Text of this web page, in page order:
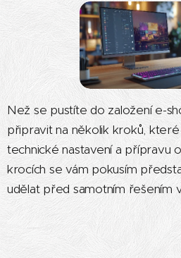
Než se pustíte do založení e-
připravit na několik kroků, které
technické nastavení a přípravu
krocích se vám pokusím
udělat před samotním řešením